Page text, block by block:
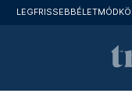
LEGFRISSEBBÉLETMÓD